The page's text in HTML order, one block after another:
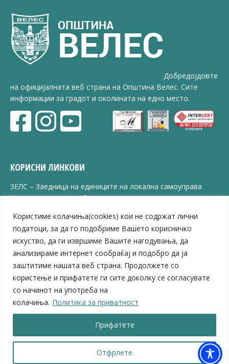
Користиме колачиња(cookies) кои не содржат лични
податоци, за да го подобриме Вашето корисничко
искуство, да ги извршиме Вашите нагодувања, да
анализираме интернет сообраќај и подобро да ја
заштитиме нашата веб страна. Продолжете со
користење и прифатете ги сите доколку се согласувате
со начинот на употреба на
колачиња. Политика за приватност
Отфрлете
Прифатете
Добредојдовте
на официјалната веб страна на Општина Велес. Сите
информации за градот и околината на едно место.
КОРИСНИ ЛИНКОВИ
ЗЕЛС – Заедница на единиците на локална самоуправа
Центар за развој на Вардарски плански регион
ЈПССО „Парк – спорт и паркинзи“
ЛБ „Гоце Делчев“
ЛУ „Народен Музеј“
Влада на Република Северна Македонија
Собрание на Република Северна Македонија
Министерство за финансии
Министерство за транспорт
Министерство за локална самоуправа
Министерство за јавна администрација
Министерство за образование и наука
© 2026 Општина Велес | Сите права се задржани